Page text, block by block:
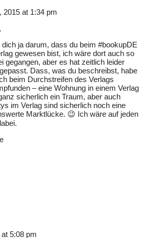
2015 at 1:34 pm
dich ja darum, dass du beim #bookupDE
gewesen bist, ich wäre dort auch so
gegangen, aber es hat zeitlich leider
Dass, was du beschreibst, habe
beim Durchstreifen des Verlags
– eine Wohnung in einem Verlag
sicherlich ein Traum, aber auch
im Verlag sind sicherlich noch eine
Marktlücke. 😉 Ich wäre auf jeden
5:08 pm